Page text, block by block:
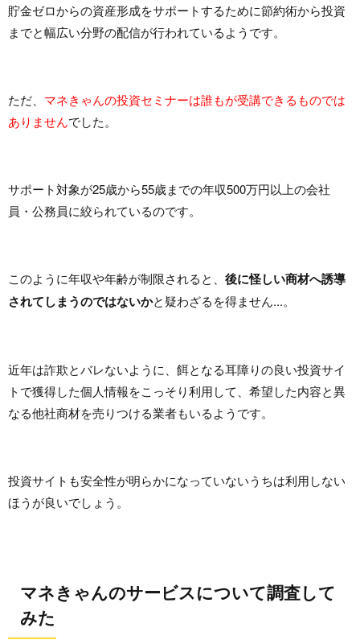
貯金ゼロからの資産形成をサポートするために節約術から投資
までと幅広い分野の配信が行われているようです。
ただ、 マネきゃんの投資セミナーは誰もが受講できるものでは
ありませんでした。
サポート対象が25歳から55歳までの年収500万円以上の会社
員・公務員に絞られているのです。
このように年収や年齢が制限されると、 後に怪しい商材へ誘導
されてしまうのではないかと疑わざるを得ません...。
近年は詐欺とバレないように、餌となる耳障りの良い投資サイ
トで獲得した個人情報をこっそり利用して、希望した内容と異
なる他社商材を売りつける業者もいるようです。
投資サイトも安全性が明らかになっていないうちは利用しない
ほうが良いでしょう。
マネきゃんのサービスについて調査して
みた